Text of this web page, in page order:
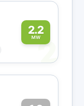
2.2
MW2